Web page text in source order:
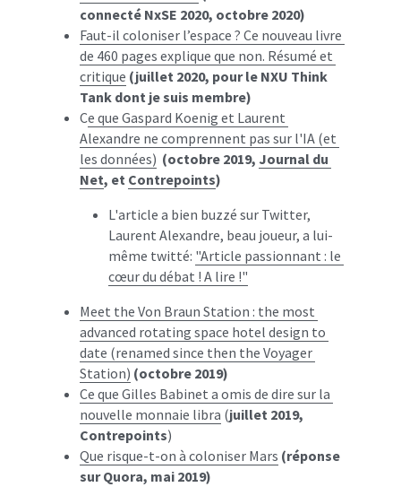
connecté NxSE 2020, octobre 2020)
Faut-il coloniser l’espace ? Ce nouveau livre
de 460 pages explique que non. Résumé et
critique (juillet 2020, pour le NXU Think
Tank dont je suis membre)
Ce que Gaspard Koenig et Laurent
Alexandre ne comprennent pas sur l'IA (et
les données) (octobre 2019, Journal du
Net, et Contrepoints)
L'article a bien buzzé sur Twitter,
Laurent Alexandre, beau joueur, a lui-
même twitté: "Article passionnant : le
cœur du débat ! A lire !"
Meet the Von Braun Station : the most
advanced rotating space hotel design to
date (renamed since then the Voyager
Station) (octobre 2019)
Ce que Gilles Babinet a omis de dire sur la
nouvelle monnaie libra (juillet 2019,
Contrepoints)
Que risque-t-on à coloniser Mars (réponse
sur Quora, mai 2019)